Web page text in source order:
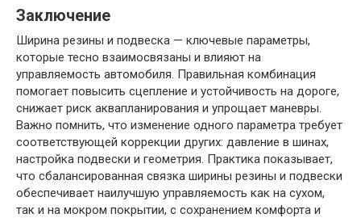
Заключение
Ширина резины и подвеска — ключевые параметры,
которые тесно взаимосвязаны и влияют на
управляемость автомобиля. Правильная комбинация
помогает повысить сцепление и устойчивость на дороге,
снижает риск аквапланирования и упрощает маневры.
Важно помнить, что изменение одного параметра требует
соответствующей коррекции других: давление в шинах,
настройка подвески и геометрия. Практика показывает,
что сбалансированная связка ширины резины и подвески
обеспечивает наилучшую управляемость как на сухом,
так и на мокром покрытии, с сохранением комфорта и